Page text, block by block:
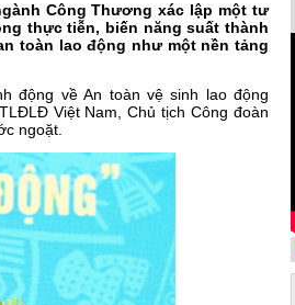
Công Thương xác lập một tư
thực tiễn, biến năng suất thành
toàn lao động như một nền tảng
động về An toàn vệ sinh lao động
Việt Nam, Chủ tịch Công đoàn
ngoặt.